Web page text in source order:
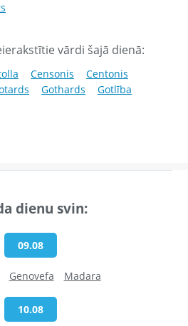
vārdi šajā dienā:
Censonis
Centonis
Gothards
Gotlība
dienu svin:
09.08
Genovefa Madara
10.08